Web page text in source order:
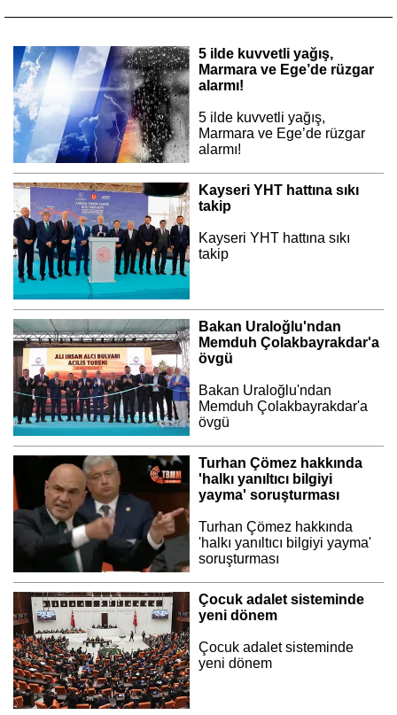
5 ilde kuvvetli yağış,
Marmara ve Ege’de rüzgar
alarmı!
5 ilde kuvvetli yağış,
Marmara ve Ege’de rüzgar
alarmı!
Kayseri YHT hattına sıkı
takip
Kayseri YHT hattına sıkı
takip
Bakan Uraloğlu'ndan
Memduh Çolakbayrakdar'a
övgü
Bakan Uraloğlu'ndan
Memduh Çolakbayrakdar'a
övgü
Turhan Çömez hakkında
'halkı yanıltıcı bilgiyi
yayma' soruşturması
Turhan Çömez hakkında
'halkı yanıltıcı bilgiyi yayma'
soruşturması
Çocuk adalet sisteminde
yeni dönem
Çocuk adalet sisteminde
yeni dönem